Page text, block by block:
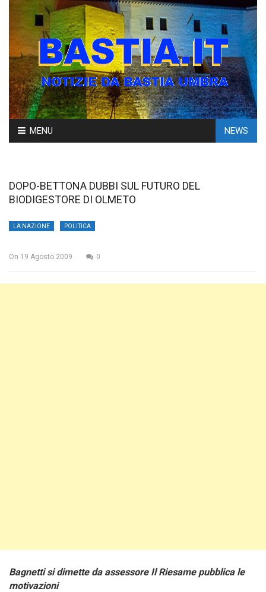
Skip
to
MENU NEWS
DOPO-BETTONA DUBBI SUL FUTURO DEL
BIODIGESTORE DI OLMETO
LA NAZIONE POLITICA
On 19 Agosto 2009 0
Bagnetti si dimette da assessore Il Riesame pubblica le
motivazioni